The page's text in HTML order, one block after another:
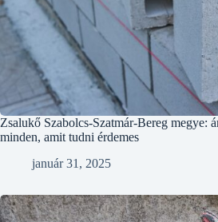
Zsalukő Szabolcs-Szatmár-Bereg megye:
minden, amit tudni érdemes
január 31, 2025